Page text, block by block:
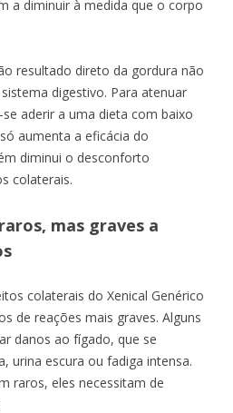
a diminuir à medida que o corpo
resultado direto da gordura não
digestivo. Para atenuar
aderir a uma dieta com baixo
aumenta a eficácia do
diminui o desconforto
colaterais.
mas graves a
colaterais do Xenical Genérico
de reações mais graves. Alguns
danos ao fígado, que se
urina escura ou fadiga intensa.
raros, eles necessitam de